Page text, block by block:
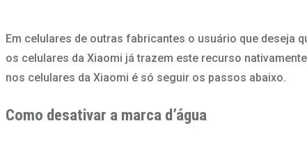
Em celulares de outras fabricantes o usuário que deseja
os celulares da Xiaomi já trazem este recurso
nos celulares da Xiaomi é só seguir os passos abaixo.
Como desativar a marca d’água